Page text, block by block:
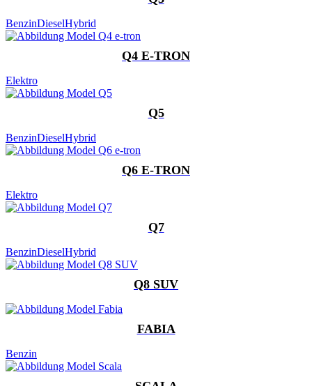
BenzinDieselHybrid
Q4 E-TRON
Elektro
Q5
BenzinDieselHybrid
Q6 E-TRON
Elektro
Q7
BenzinDieselHybrid
Q8 SUV
FABIA
Benzin